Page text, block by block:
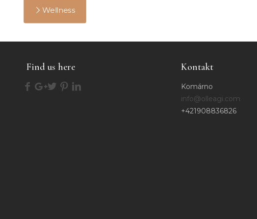
Wellness
Find us here Kontakt
Komárno
info@olleagi.com
+421908836826